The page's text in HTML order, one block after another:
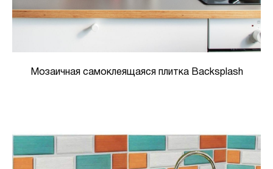
Мозаичная самоклеящаяся плитка Backsplash